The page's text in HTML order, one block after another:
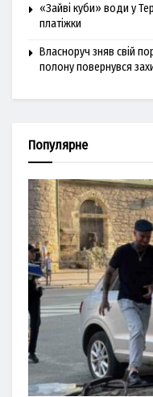
«Зайві куби» води у
платіжки
Власноруч зняв свій
полону повернувся
Популярне